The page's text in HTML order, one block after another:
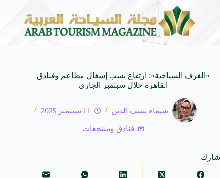
7 أغسطس 2026 بحيرة قبر عون جوهرة
«الغرف السياحية»: ارتفاع نسب إشغال مطاعم وفنادق
القاهرة خلال سبتمبر الجاري
شيماء سيف الدين 11 سبتمبر 2025
فنادق ومنتجعات
شارك